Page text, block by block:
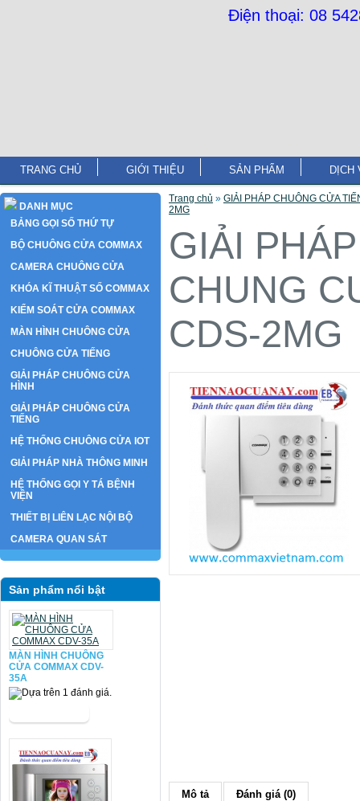
Điện thoại: 08
TRANG CHỦ GIỚI THIỆU SẢN PHẨM DỊCH
DANH MỤC
BẢNG GỌI SỐ THỨ TỰ
BỘ CHUÔNG CỬA COMMAX
CAMERA CHUÔNG CỬA
KHÓA KĨ THUẬT SỐ COMMAX
KIỂM SOÁT CỬA COMMAX
MÀN HÌNH CHUÔNG CỬA
CHUÔNG CỬA TIẾNG
GIẢI PHÁP CHUÔNG CỬA
HÌNH
GIẢI PHÁP CHUÔNG CỬA
TIẾNG
HỆ THỐNG CHUÔNG CỬA IOT
GIẢI PHÁP NHÀ THÔNG MINH
HỆ THỐNG GỌI Y TÁ BỆNH
VIỆN
THIẾT BỊ LIÊN LẠC NỘI BỘ
CAMERA QUAN SÁT
Sản phẩm nổi bật
MÀN HÌNH CHUÔNG
CỬA COMMAX CDV-
35A
Trang chủ » GIẢI PHÁP CHUÔNG CỬA
2MG
GIẢI
CHUNG
CDS-2MG
Mô tả Đánh giá (0)